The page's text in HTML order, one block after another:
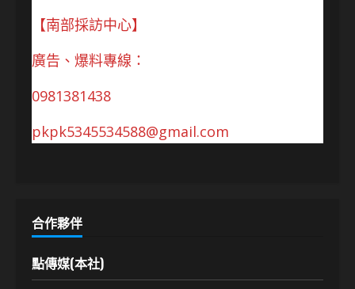
【南部採訪中心】
廣告、爆料專線：
0981381438
pkpk5345534588@gmail.com
合作夥伴
點傳媒(本社)